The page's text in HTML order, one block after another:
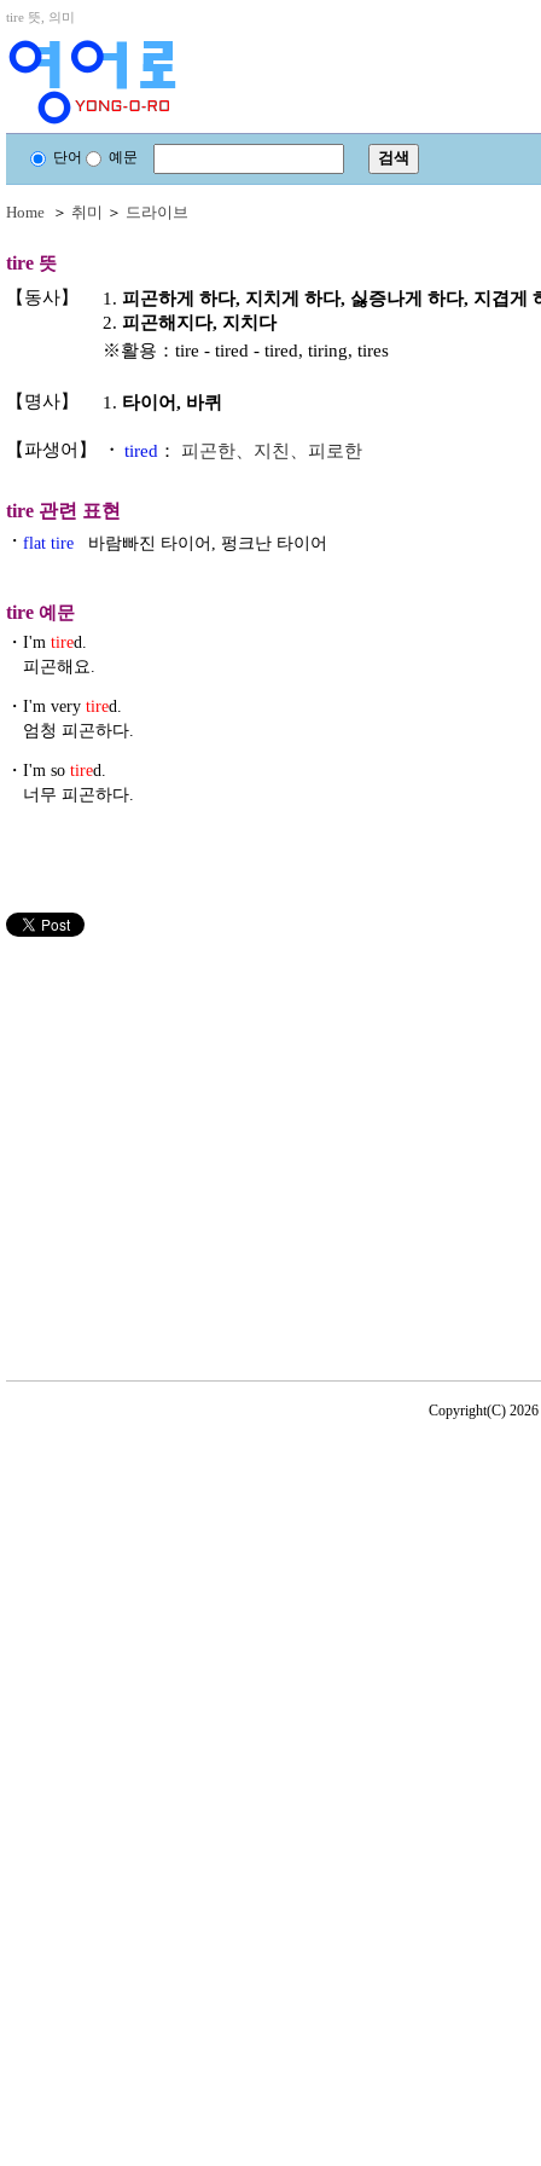
tire 뜻, 의미
단어 예문
Home ＞ 취미 ＞ 드라이브
tire 뜻
【동사】
1. 피곤하게 하다, 지치게 하다, 싫증나게 하다, 지겹게
2. 피곤해지다, 지치다
※활용：tire - tired - tired, tiring, tires
【명사】 1. 타이어, 바퀴
【파생어】 ・ tired ： 피곤한、지친、피로한
tire 관련 표현
・ flat tire 바람빠진 타이어, 펑크난 타이어
tire 예문
・ I'm tired.
피곤해요.
・ I'm very tired.
엄청 피곤하다.
・ I'm so tired.
너무 피곤하다.
Copyright(C)